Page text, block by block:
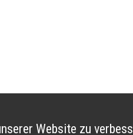
Website zu